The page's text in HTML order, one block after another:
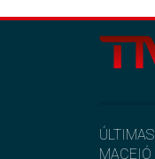
ÚLTIMAS
MACEIÓ